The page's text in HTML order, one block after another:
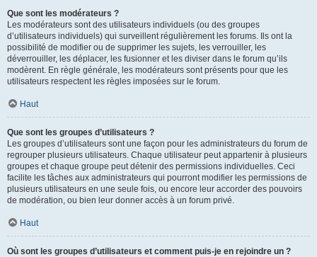
Que sont les modérateurs ?
Les modérateurs sont des utilisateurs individuels (ou des groupes
d’utilisateurs individuels) qui surveillent régulièrement les forums. Ils ont la
possibilité de modifier ou de supprimer les sujets, les verrouiller, les
déverrouiller, les déplacer, les fusionner et les diviser dans le forum qu’ils
modèrent. En règle générale, les modérateurs sont présents pour que les
utilisateurs respectent les règles imposées sur le forum.
Haut
Que sont les groupes d’utilisateurs ?
Les groupes d’utilisateurs sont une façon pour les administrateurs du forum de
regrouper plusieurs utilisateurs. Chaque utilisateur peut appartenir à plusieurs
groupes et chaque groupe peut détenir des permissions individuelles. Ceci
facilite les tâches aux administrateurs qui pourront modifier les permissions de
plusieurs utilisateurs en une seule fois, ou encore leur accorder des pouvoirs
de modération, ou bien leur donner accès à un forum privé.
Haut
Où sont les groupes d’utilisateurs et comment puis-je en rejoindre un ?